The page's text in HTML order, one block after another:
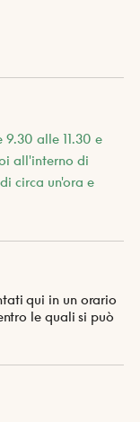
alle 11.30 e
all'interno di
circa un'ora e
qui in un orario
le quali si può